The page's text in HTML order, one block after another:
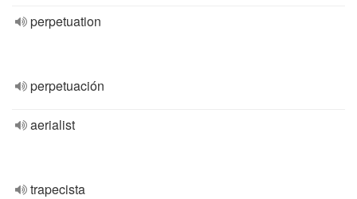
perpetuation
perpetuación
aerialist
trapecista